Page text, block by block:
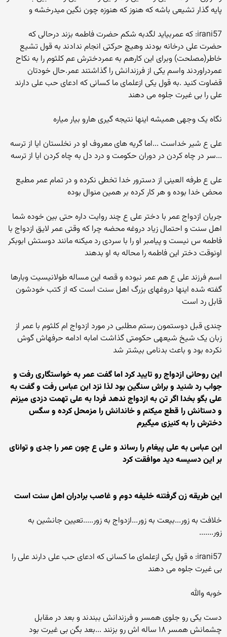
پایه گذار تشیعی باشه که هنوز که هنوزه چون نگین میدرخشه و
irani57: که عمربیاید لگدبه شکم حضرت فاطمه بزند درحالی که
حضرت علی درخانه بودند وهیچ حرکتی انجام ندادند به قول تشیع
خاطر(مصلحت) وبرای این کارهم به عمردخترش عم کلثوم را به نکاح
عمردراوردند واسم یکی از فرزندانش را گذاشتند عمر.حال خودتان
قضاوت کنید .به قول یکی ازعلمای ما کسانی که ادعای حب علی دارند
علی را بی غیرت جلوه می دهند
نگاه یک وجهی همیشه اینها نتیجه گیری هارو بیار میاره
علی ع شیر خداست ...اما گریه های معروف او در نخلستان ایا از ترسه
...سر در چاه کردن در دوران حکومت و درد دل به چاه کردن ایا از ترسه
علی ع طرفه العینی از دسترور خدا تخطی نکرده و در تمام عمر مطیع
محض خدا بوده و هر کار کرده بر همین منوال بوده
جریان ازدواج عمر با دختر علی ع چند روایت داره حتی بین خوده شما
اهل سنت و احتمال زیاد دروغه محضه چرا که وقتی عمر لایق ازدواج با
فاطمه س نیست و پیامبر او را با سردی رد میکنه مانند دوستش ابوبکر
اونوقت دختر این فاطمه را محاله به او بدهند
اسم فرزند علی ع هم عمر نبوده و قصه این مساله طولانیسیت وبارها
گفته شده اینها دروغهای بزرگ اهل سنت است که از کتب خودشون
قابل رد است
چندی قبل دوستمون رستم مطلبی در مورد ازدواج ام کلثوم با عمر از
زبان یک شیخ شیعهی حکومتی گذاشت امابه ادامه حرفهاش گوش
نکرده بود و باعث بدنامی بیشتر شد
این روحانی ازدواج رو تایید کرد اما گفت عمر به خواستگاری رفت و
جواب رد شنید و براش سنگین بود لذا نزد ابن عباس رفت و گفت به
علی بگو بخدا اگر تن به ازدواج ندهد فردا به علی تهمت دزدی میزنم
و دستانش را قطع میکنم و خاندانش را مزمحل کرده و سگس
دخترش را به کنیزی میگیرم
ابن عباس به علی پیغام را رساند و علی ع چون عمر را جدی و توانای
بر این دسیسه دید موافقت کرد
این طریقه زن گرفتنه خلیفه دوم و غاصب برادران اهل سنت است
خلافت به زور...بیعت به زور...ازدواج به زور.....تعیین جانشین به
زور.......
irani57: ه قول یکی ازعلمای ما کسانی که ادعای حب علی دارند علی را
بی غیرت جلوه می دهند
خوبه والله
دست یکی رو جلوی همسر و فرزندانش ببندند و بعد در مقابل
چشمانش همسر ۱۸ ساله اش رو بزنند ...بعد بگن بی غیرت بود